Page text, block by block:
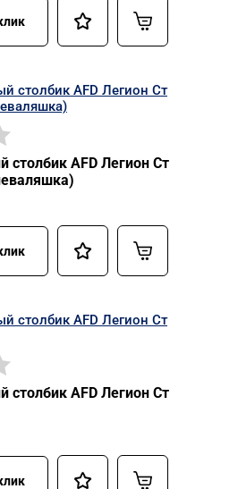
столбик AFD Легион Ст
столбик AFD Легион Ст